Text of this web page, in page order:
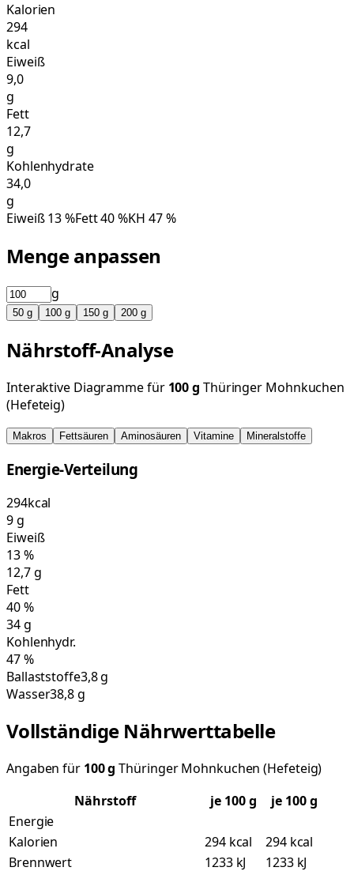
Kalorien
294
kcal
Eiweiß
9,0
g
Fett
12,7
g
Kohlenhydrate
34,0
g
Eiweiß13%Fett40%KH 47%
Menge anpassen
g
50 g 100 g 150 g 200 g
Nährstoff-Analyse
Interaktive Diagramme für 100g Thüringer Mohnkuchen
(Hefeteig)
Makros Fettsäuren Aminosäuren Vitamine Mineralstoffe
Energie-Verteilung
294kcal
9g
Eiweiß
13%
12,7g
Fett
40%
34g
Kohlenhydr.
47%
Ballaststoffe3,8 g
Wasser38,8 g
Vollständige Nährwerttabelle
Angaben für 100g Thüringer Mohnkuchen (Hefeteig)
Nährstoff
je 100g
je 100 g
Energie
Kalorien
294 kcal
294 kcal
Brennwert
1233 kJ 1233 kJ